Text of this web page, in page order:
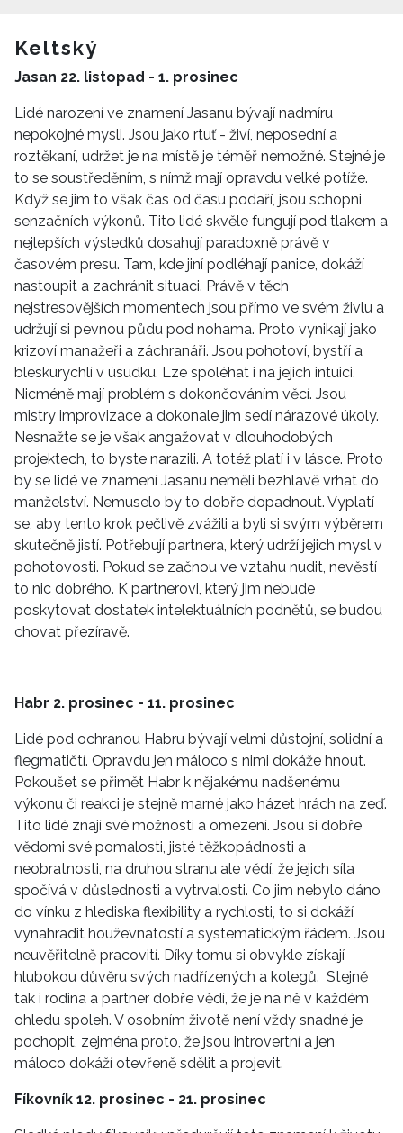
INFORMACE
REDAKCE
Keltský
Jasan 22. listopad - 1. prosinec
Lidé narození ve znamení Jasanu bývají nadmíru
nepokojné mysli. Jsou jako rtuť - živí, neposední a
roztěkaní, udržet je na místě je téměř nemožné. Stejné je
to se soustředěním, s nímž mají opravdu velké potíže.
Když se jim to však čas od času podaří, jsou schopni
senzačních výkonů. Tito lidé skvěle fungují pod tlakem a
nejlepších výsledků dosahují paradoxně právě v
časovém presu. Tam, kde jiní podléhají panice, dokáží
nastoupit a zachránit situaci. Právě v těch
nejstresovějších momentech jsou přímo ve svém živlu a
udržují si pevnou půdu pod nohama. Proto vynikají jako
krizoví manažeři a záchranáři. Jsou pohotoví, bystří a
bleskurychlí v úsudku. Lze spoléhat i na jejich intuici.
Nicméně mají problém s dokončováním věcí. Jsou
mistry improvizace a dokonale jim sedí nárazové úkoly.
Nesnažte se je však angažovat v dlouhodobých
projektech, to byste narazili. A totéž platí i v lásce. Proto
by se lidé ve znamení Jasanu neměli bezhlavě vrhat do
manželství. Nemuselo by to dobře dopadnout. Vyplatí
se, aby tento krok pečlivě zvážili a byli si svým výběrem
skutečně jistí. Potřebují partnera, který udrží jejich mysl v
pohotovosti. Pokud se začnou ve vztahu nudit, nevěstí
to nic dobrého. K partnerovi, který jim nebude
poskytovat dostatek intelektuálních podnětů, se budou
chovat přezíravě.
Habr 2. prosinec - 11. prosinec
Lidé pod ochranou Habru bývají velmi důstojní, solidní a
flegmatičtí. Opravdu jen máloco s nimi dokáže hnout.
Pokoušet se přimět Habr k nějakému nadšenému
výkonu či reakci je stejně marné jako házet hrách na zeď.
Tito lidé znají své možnosti a omezení. Jsou si dobře
vědomi své pomalosti, jisté těžkopádnosti a
neobratnosti, na druhou stranu ale vědí, že jejich síla
spočívá v důslednosti a vytrvalosti. Co jim nebylo dáno
do vínku z hlediska flexibility a rychlosti, to si dokáží
vynahradit houževnatostí a systematickým řádem. Jsou
neuvěřitelně pracovití. Díky tomu si obvykle získají
hlubokou důvěru svých nadřízených a kolegů. Stejně
tak i rodina a partner dobře vědí, že je na ně v každém
ohledu spoleh. V osobním životě není vždy snadné je
pochopit, zejména proto, že jsou introvertní a jen
máloco dokáží otevřeně sdělit a projevit.
Fíkovník 12. prosinec - 21. prosinec